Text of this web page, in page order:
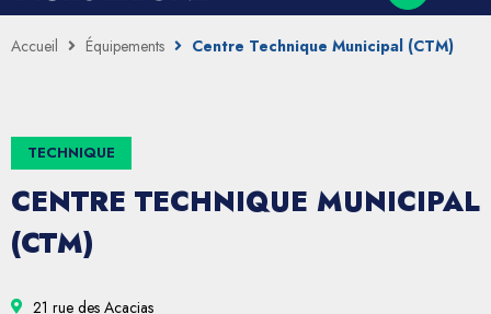
Accueil Équipements Centre Technique Municipal (CTM)
TECHNIQUE
CENTRE TECHNIQUE MUNICIPAL
(CTM)
21 rue des Acacias